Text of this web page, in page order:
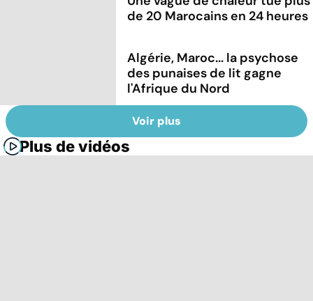
de 20 Marocains en 24 heures
Algérie, Maroc... la psychose
des punaises de lit gagne
l'Afrique du Nord
Voir plus
Plus de vidéos